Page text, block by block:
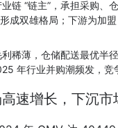
链 “链主”，承担采购
成双雄格局；下游为加
利稀薄，仓储配送最优
年行业并购潮频发，竞
速增长，下沉市